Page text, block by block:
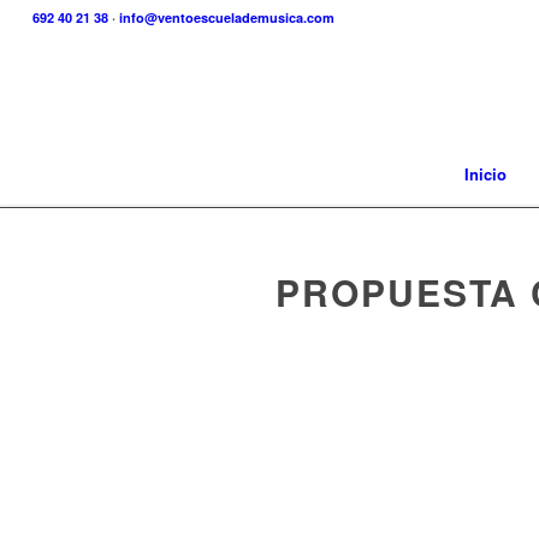
692 40 21 38· info@ventoescuelademusica.com
Inicio